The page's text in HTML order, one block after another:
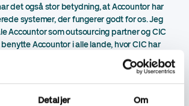
Detaljer Om
det også stor betydning, at Accountor har
systemer, der fungerer godt for os. Jeg
Accountor som outsourcing partner og CIC
Accountor i alle lande, hvor CIC har
i Oslo, Norway med over 190 ansatte i